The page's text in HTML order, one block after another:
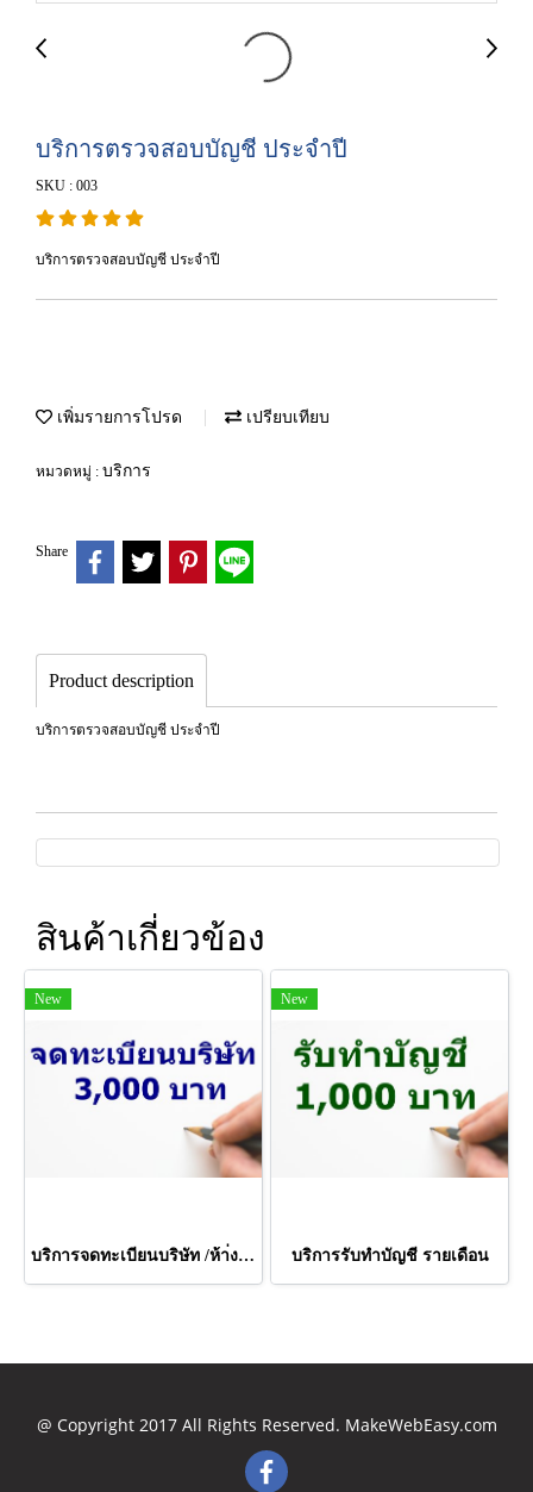
บริการตรวจสอบบัญชี ประจำปี
SKU : 003
บริการตรวจสอบบัญชี ประจำปี
เพิ่มรายการโปรด เปรียบเทียบ
หมวดหมู่ : บริการ
Share
Product description
บริการตรวจสอบบัญชี ประจำปี
สินค้าเกี่ยวข้อง
New
บริการจดทะเบียนบริษัท /ห้า่งหุ้นส่วน
New
บริการรับทำบัญชี รายเดือน
@ Copyright 2017 All Rights Reserved. MakeWebEasy.com